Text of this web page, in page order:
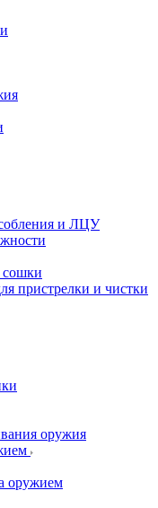
и ЛЦУ
сошки
пристрелки и чистки
оружия
оружием